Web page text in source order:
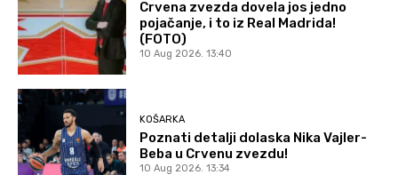
Crvena zvezda dovela jos jedno
pojačanje, i to iz Real Madrida!
(FOTO)
10 Aug 2026. 13:40
KOŠARKA
Poznati detalji dolaska Nika Vajler-
Beba u Crvenu zvezdu!
10 Aug 2026. 13:34